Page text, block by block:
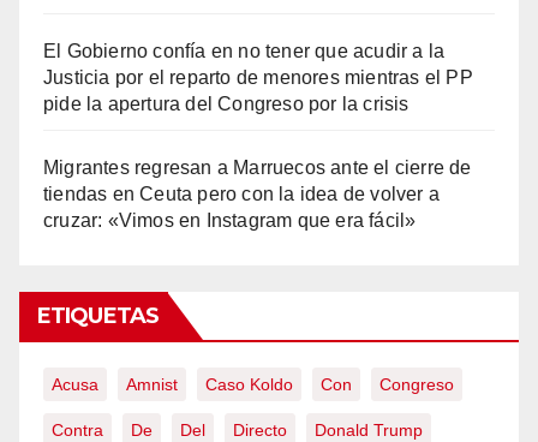
El Gobierno confía en no tener que acudir a la
Justicia por el reparto de menores mientras el PP
pide la apertura del Congreso por la crisis
Migrantes regresan a Marruecos ante el cierre de
tiendas en Ceuta pero con la idea de volver a
cruzar: «Vimos en Instagram que era fácil»
ETIQUETAS
Acusa Amnist Caso Koldo Con Congreso
Contra De Del Directo Donald Trump